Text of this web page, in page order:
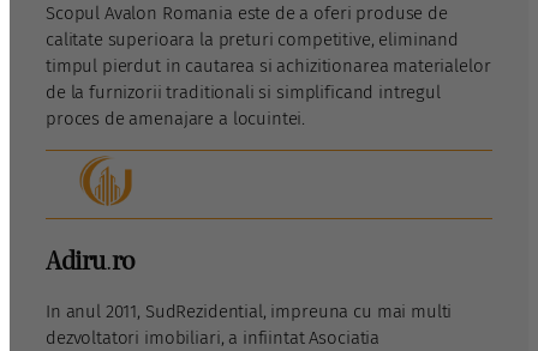
Scopul Avalon Romania este de a oferi produse de
calitate superioara la preturi competitive, eliminand
timpul pierdut in cautarea si achizitionarea materialelor
de la furnizorii traditionali si simplificand intregul
proces de amenajare a locuintei.
Adiru.ro
In anul 2011, SudRezidential, impreuna cu mai multi
dezvoltatori imobiliari, a infiintat Asociatia